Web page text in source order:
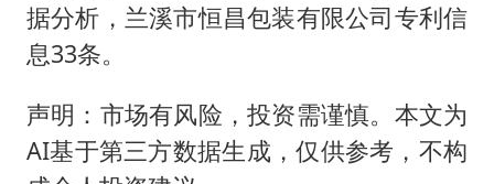
据分析，兰溪市恒昌包装有限公司专利信
息33条。
声明：市场有风险，投资需谨慎。本文为
AI基于第三方数据生成，仅供参考，不构